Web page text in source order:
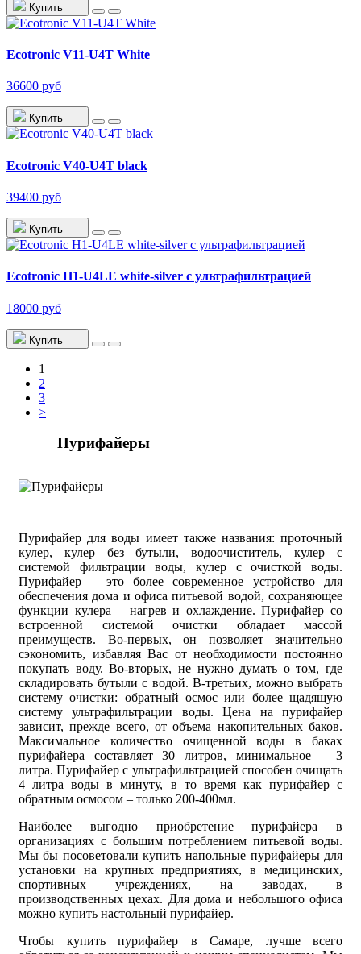
Купить
Ecotronic V11-U4T White
36600 руб
Купить
Ecotronic V40-U4T black
39400 руб
Купить
Ecotronic H1-U4LE white-silver с ультрафильтрацией
18000 руб
Купить
1
2
3
>
Пурифайеры
Пурифайер для воды имеет также названия: проточный
кулер, кулер без бутыли, водоочиститель, кулер с
системой фильтрации воды, кулер с очисткой воды.
Пурифайер – это более современное устройство для
обеспечения дома и офиса питьевой водой, сохраняющее
функции кулера – нагрев и охлаждение. Пурифайер со
встроенной системой очистки обладает массой
преимуществ. Во-первых, он позволяет значительно
сэкономить, избавляя Вас от необходимости постоянно
покупать воду. Во-вторых, не нужно думать о том, где
складировать бутыли с водой. В-третьих, можно выбрать
систему очистки: обратный осмос или более щадящую
систему ультрафильтрации воды. Цена на пурифайер
зависит, прежде всего, от объема накопительных баков.
Максимальное количество очищенной воды в баках
пурифайера составляет 30 литров, минимальное – 3
литра. Пурифайер с ультрафильтрацией способен очищать
4 литра воды в минуту, в то время как пурифайер с
обратным осмосом – только 200-400мл.
Наиболее выгодно приобретение пурифайера в
организациях с большим потреблением питьевой воды.
Мы бы посоветовали купить напольные пурифайеры для
установки на крупных предприятиях, в медицинских,
спортивных учреждениях, на заводах, в
производственных цехах. Для дома и небольшого офиса
можно купить настольный пурифайер.
Чтобы купить пурифайер в Самаре, лучше всего